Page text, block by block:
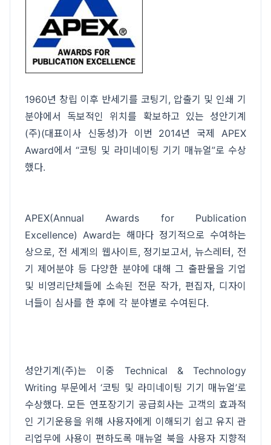
1960년 창립 이후 반세기를 코팅기, 압출기 및 인쇄 기
분야에서 독보적인 위치를 확보하고 있는 성안기계
(주)(대표이사 신동성)가 이번 2014년 국제 APEX
Award에서 “코팅 및 라미네이팅 기기 매뉴얼”로 수상
했다.
APEX(Annual Awards for Publication
Excellence) Award는 해마다 정기적으로 수여하는
상으로, 전 세계의 웹사이트, 정기보고서, 뉴스레터, 전
기 제어분야 등 다양한 분야에 대해 그 출판물을 기업
및 비영리단체들에 소속된 전문 작가, 편집자, 디자이
너들이 심사를 한 후에 각 분야별로 수여된다.
성안기계(주)는 이중 Technical & Technology
Writing 부문에서 ‘코팅 및 라미네이팅 기기 매뉴얼’로
수상했다. 모든 연포장기기 공급회사는 고객의 효과적
인 기기운용을 위해 사용자에게 이해되기 쉽고 유지 관
리업무에 사용이 편하도록 매뉴얼 북을 사용자 지향적